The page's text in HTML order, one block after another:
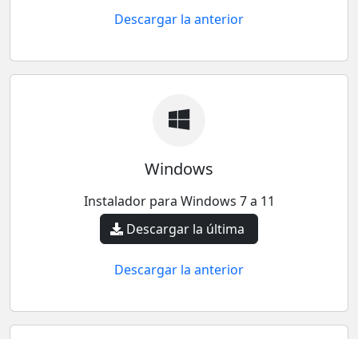
Descargar la anterior
Windows
Instalador para Windows 7 a 11
Descargar la última
Descargar la anterior